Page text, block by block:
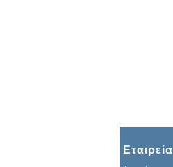
Εταιρεία